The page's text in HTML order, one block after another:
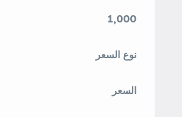
1,000
نوع السعر
السعر